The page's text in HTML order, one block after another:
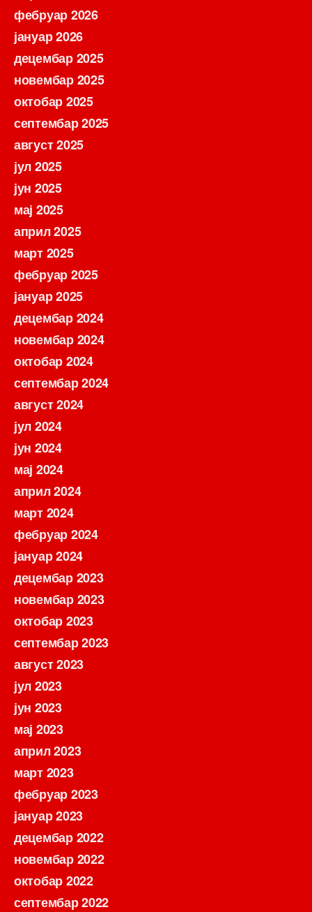
фебруар 2026
јануар 2026
децембар 2025
новембар 2025
октобар 2025
септембар 2025
август 2025
јул 2025
јун 2025
мај 2025
април 2025
март 2025
фебруар 2025
јануар 2025
децембар 2024
новембар 2024
октобар 2024
септембар 2024
август 2024
јул 2024
јун 2024
мај 2024
април 2024
март 2024
фебруар 2024
јануар 2024
децембар 2023
новембар 2023
октобар 2023
септембар 2023
август 2023
јул 2023
јун 2023
мај 2023
април 2023
март 2023
фебруар 2023
јануар 2023
децембар 2022
новембар 2022
октобар 2022
септембар 2022